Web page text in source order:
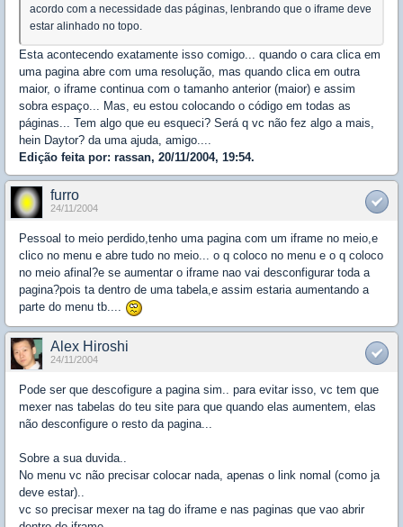
acordo com a necessidade das páginas, lenbrando que o iframe deve
estar alinhado no topo.
Esta acontecendo exatamente isso comigo... quando o cara clica em
uma pagina abre com uma resolução, mas quando clica em outra
maior, o iframe continua com o tamanho anterior (maior) e assim
sobra espaço... Mas, eu estou colocando o código em todas as
páginas... Tem algo que eu esqueci? Será q vc não fez algo a mais,
hein Daytor? da uma ajuda, amigo....
Edição feita por: rassan, 20/11/2004, 19:54.
furro
24/11/2004
Pessoal to meio perdido,tenho uma pagina com um iframe no meio,e
clico no menu e abre tudo no meio... o q coloco no menu e o q coloco
no meio afinal?e se aumentar o iframe nao vai desconfigurar toda a
pagina?pois ta dentro de uma tabela,e assim estaria aumentando a
parte do menu tb....
Alex Hiroshi
24/11/2004
Pode ser que descofigure a pagina sim.. para evitar isso, vc tem que
mexer nas tabelas do teu site para que quando elas aumentem, elas
não desconfigure o resto da pagina...
Sobre a sua duvida..
No menu vc não precisar colocar nada, apenas o link nomal (como ja
deve estar)..
vc so precisar mexer na tag do iframe e nas paginas que vao abrir